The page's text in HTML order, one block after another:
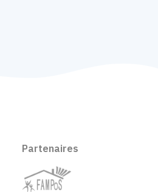
Partenaires